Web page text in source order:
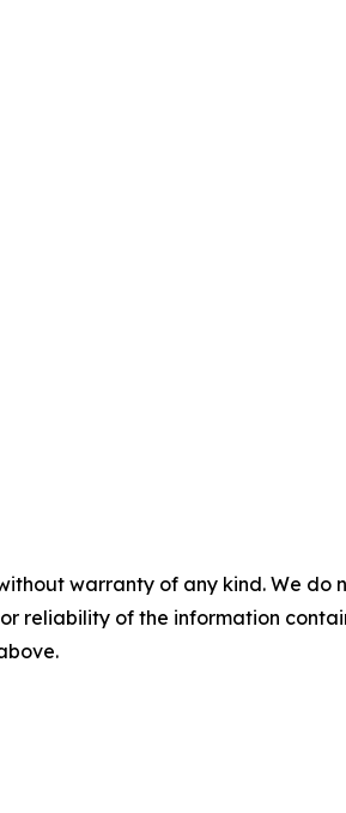
warranty of any kind. We
reliability of the information